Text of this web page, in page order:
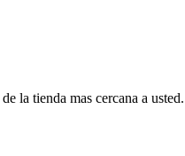
la tienda mas cercana a